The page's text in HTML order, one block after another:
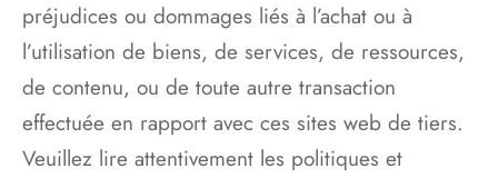
préjudices ou dommages liés à l’achat ou à
l’utilisation de biens, de services, de ressources,
de contenu, ou de toute autre transaction
effectuée en rapport avec ces sites web de tiers.
Veuillez lire attentivement les politiques et